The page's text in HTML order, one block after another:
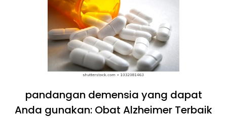
pandangan demensia yang dapat
Anda gunakan: Obat Alzheimer Terbaik